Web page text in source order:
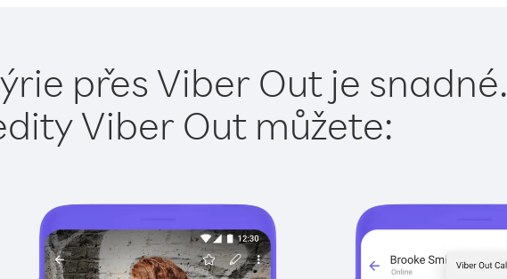
přes Viber Out je snadné.
Viber Out můžete: